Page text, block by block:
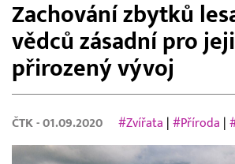
Zachování zbytků
vědců zásadní pro
přirozený vývoj
ČTK - 01.09.2020 #Zvířata |#Příroda |